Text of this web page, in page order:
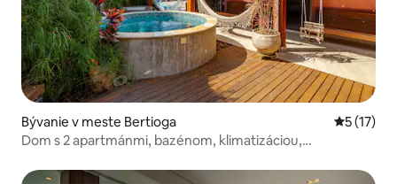
Bývanie v meste Bertioga
5 (17)
Dom s 2 apartmánmi, bazénom, klimatizáciou,